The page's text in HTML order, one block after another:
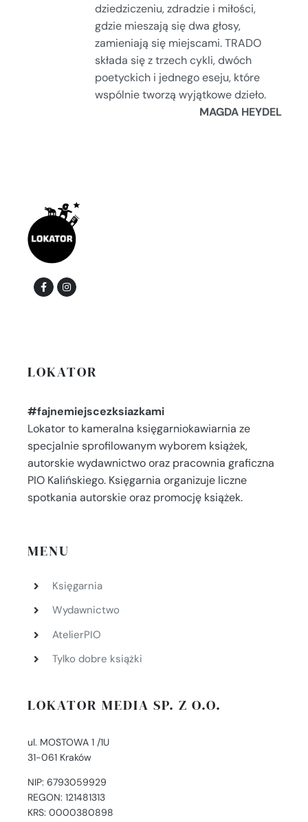
dziedziczeniu, zdradzie i miłości,
gdzie mieszają się dwa głosy,
zamieniają się miejscami. TRADO
składa się z trzech cykli, dwóch
poetyckich i jednego eseju, które
wspólnie tworzą wyjątkowe dzieło.
MAGDA HEYDEL
LOKATOR
#fajnemiejscezksiazkami
Lokator to kameralna księgarniokawiarnia ze
specjalnie sprofilowanym wyborem książek,
autorskie wydawnictwo oraz pracownia graficzna
PIO Kalińskiego. Księgarnia organizuje liczne
spotkania autorskie oraz promocję książek.
MENU
Księgarnia
Wydawnictwo
AtelierPIO
Tylko dobre książki
LOKATOR MEDIA SP. Z O.O.
ul. MOSTOWA 1 /1U
31-061 Kraków
NIP: 6793059929
REGON: 121481313
KRS: 0000380898